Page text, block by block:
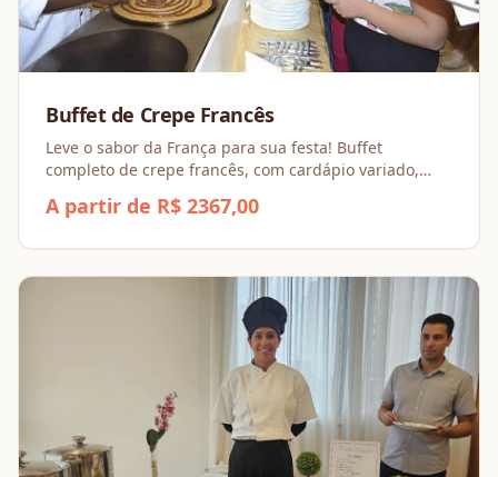
Buffet de Crepe Francês
Leve o sabor da França para sua festa! Buffet
completo de crepe francês, com cardápio variado,
prática para um evento inesquecível.
A partir de R$ 2367,00